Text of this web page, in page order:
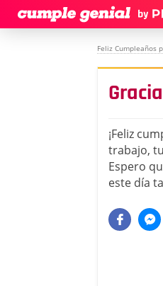
Feliz Cumpleaños
¡Feliz
trabajo,
Espero
este día